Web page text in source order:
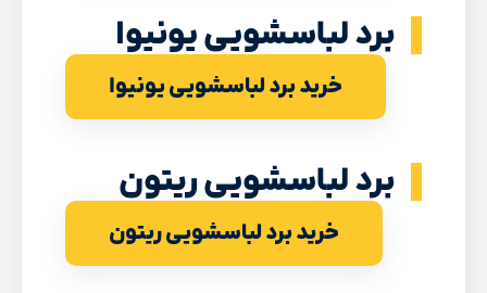
برد لباسشویی یونیوا
خرید برد لباسشویی یونیوا
برد لباسشویی ریتون
خرید برد لباسشویی ریتون